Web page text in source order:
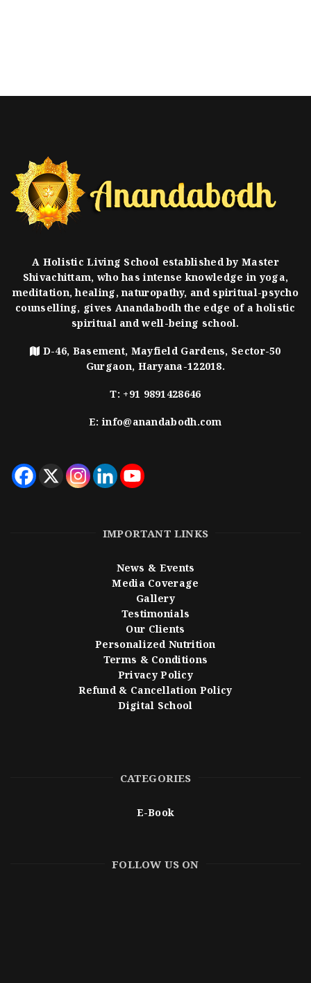
A Holistic Living School established by Master
Shivachittam, who has intense knowledge in yoga,
meditation, healing, naturopathy, and spiritual-psycho
counselling, gives Anandabodh the edge of a holistic
spiritual and well-being school.
D-46, Basement, Mayfield Gardens, Sector-50
Gurgaon, Haryana-122018.
T: +91 9891428646
E:info@anandabodh.com
IMPORTANT LINKS
News & Events
Media Coverage
Gallery
Testimonials
Our Clients
Personalized Nutrition
Terms & Conditions
Privacy Policy
Refund & Cancellation Policy
Digital School
CATEGORIES
E-Book
FOLLOW US ON